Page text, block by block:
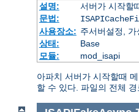
설명:
서버가 시작할
문법:
사용장소: 주서버설정, 가
상태:
Base
모듈:
mod_isapi
아파치 서버가 시작할때
할 수 있다. 파일의 전체